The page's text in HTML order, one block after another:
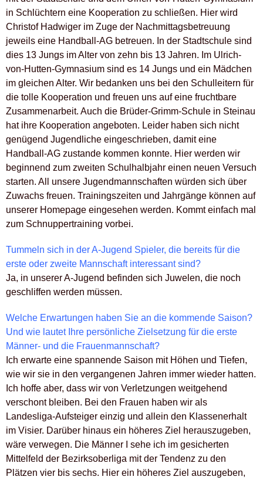
in Schlüchtern eine Kooperation zu schließen. Hier wird
Christof Hadwiger im Zuge der Nachmittagsbetreuung
jeweils eine Handball-AG betreuen. In der Stadtschule sind
dies 13 Jungs im Alter von zehn bis 13 Jahren. Im Ulrich-
von-Hutten-Gymnasium sind es 14 Jungs und ein Mädchen
im gleichen Alter. Wir bedanken uns bei den Schulleitern für
die tolle Kooperation und freuen uns auf eine fruchtbare
Zusammenarbeit. Auch die Brüder-Grimm-Schule in Steinau
hat ihre Kooperation angeboten. Leider haben sich nicht
genügend Jugendliche eingeschrieben, damit eine
Handball-AG zustande kommen konnte. Hier werden wir
beginnend zum zweiten Schulhalbjahr einen neuen Versuch
starten. All unsere Jugendmannschaften würden sich über
Zuwachs freuen. Trainingszeiten und Jahrgänge können auf
unserer Homepage eingesehen werden. Kommt einfach mal
zum Schnuppertraining vorbei.
Tummeln sich in der A-Jugend Spieler, die bereits für die
erste oder zweite Mannschaft interessant sind?
Ja, in unserer A-Jugend befinden sich Juwelen, die noch
geschliffen werden müssen.
Welche Erwartungen haben Sie an die kommende Saison?
Und wie lautet Ihre persönliche Zielsetzung für die erste
Männer- und die Frauenmannschaft?
Ich erwarte eine spannende Saison mit Höhen und Tiefen,
wie wir sie in den vergangenen Jahren immer wieder hatten.
Ich hoffe aber, dass wir von Verletzungen weitgehend
verschont bleiben. Bei den Frauen haben wir als
Landesliga-Aufsteiger einzig und allein den Klassenerhalt
im Visier. Darüber hinaus ein höheres Ziel herauszugeben,
wäre verwegen. Die Männer I sehe ich im gesicherten
Mittelfeld der Bezirksoberliga mit der Tendenz zu den
Plätzen vier bis sechs. Hier ein höheres Ziel auszugeben,